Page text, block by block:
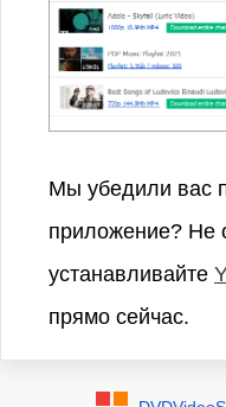
Мы убедили вас
приложение? Не
устанавливайте
прямо сейчас.